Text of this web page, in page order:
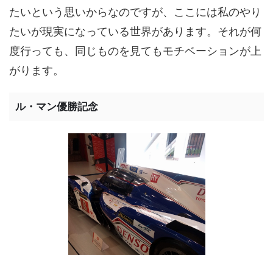
たいという思いからなのですが、ここには私のやり
たいが現実になっている世界があります。それが何
度行っても、同じものを見てもモチベーションが上
がります。
ル・マン優勝記念